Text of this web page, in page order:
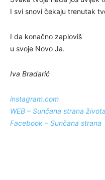
I svi snovi čekaju trenutak
I da konačno zaploviš
u svoje Novo Ja.
Iva Bradarić
instagram.com
WEB – Sunčana strana života
Facebook – Sunčana strana